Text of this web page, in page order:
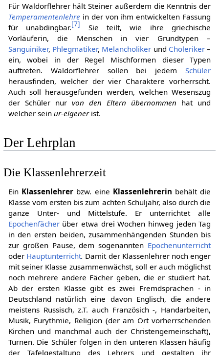
Für Waldorflehrer hält Steiner außerdem die Kenntnis der
Temperamentenlehre in der von ihm entwickelten Fassung
für unabdingbar.[7] Sie teilt, wie ihre griechische
Vorläuferin, die Menschen in vier Grundtypen –
Sanguiniker, Phlegmatiker, Melancholiker und Choleriker–
ein, wobei in der Regel Mischformen dieser Typen
auftreten. Waldorflehrer sollen bei jedemSchüler
herausfinden, welcher der vier Charaktere vorherrscht.
Auch soll herausgefunden werden, welchen Wesenszug
der Schüler nur von den Eltern übernommen hat und
welcher sein ur-eigenerist.
Der Lehrplan
Die Klassenlehrerzeit
Ein Klassenlehrer bzw. eine Klassenlehrerin behält die
Klasse vom ersten bis zum achten Schuljahr, also durch die
ganze Unter- und Mittelstufe. Er unterrichtet alle
Epochenfächerüber etwa drei Wochen hinweg jeden Tag
in den ersten beiden, zusammenhängenden Stunden bis
zur großen Pause, dem sogenannten Epochenunterricht
oder Hauptunterricht. Damit der Klassenlehrer noch enger
mit seiner Klasse zusammenwächst, soll er auch möglichst
noch mehrere andere Fächer geben, die er studiert hat.
Ab der ersten Klasse gibt es zwei Fremdsprachen - in
Deutschland natürlich eine davon Englisch, die andere
meistens Russisch, z.T. auch Französich -, Handarbeiten,
Musik, Eurythmie, Religion (der am Ort vorherrschenden
Kirchen und manchmal auch der Christengemeinschaft),
Turnen. Die Schüler folgen in den unteren Klassen häufig
der Tafelgestaltung des Lehrers und gestalten ihr